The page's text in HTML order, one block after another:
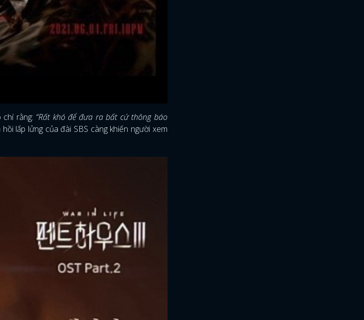
rằng: “Rất khó để đưa ra bất cứ thông báo
hồi lấp lửng của đài SBS càng khiến người xem